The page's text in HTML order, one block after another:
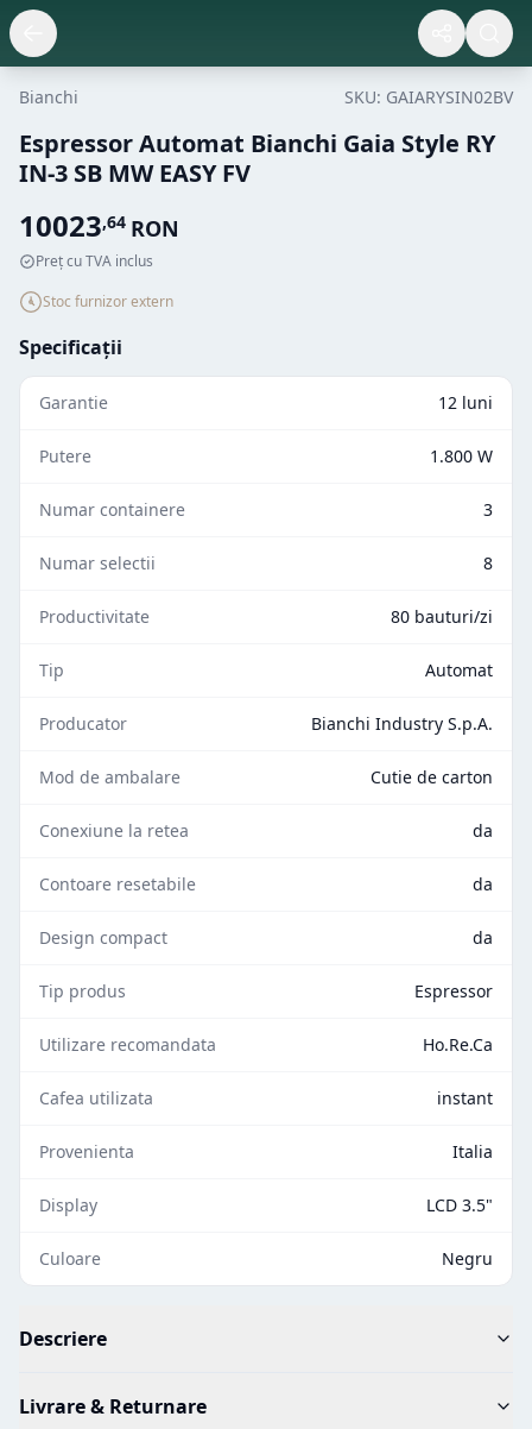
Bianchi SKU: GAIARYSIN02BV
Espressor Automat Bianchi Gaia Style RY
IN-3 SB MW EASY FV
10023,64 RON
Preț cu TVA inclus
Stoc furnizor extern
Specificații
Garantie 12 luni
Putere 1.800 W
Numar containere 3
Numar selectii 8
Productivitate 80 bauturi/zi
Tip Automat
Producator Bianchi Industry S.p.A.
Mod de ambalare Cutie de carton
Conexiune la retea da
Contoare resetabile da
Design compact da
Tip produs Espressor
Utilizare recomandata Ho.Re.Ca
Cafea utilizata instant
Provenienta Italia
Display LCD 3.5"
Culoare Negru
Descriere
Livrare & Returnare